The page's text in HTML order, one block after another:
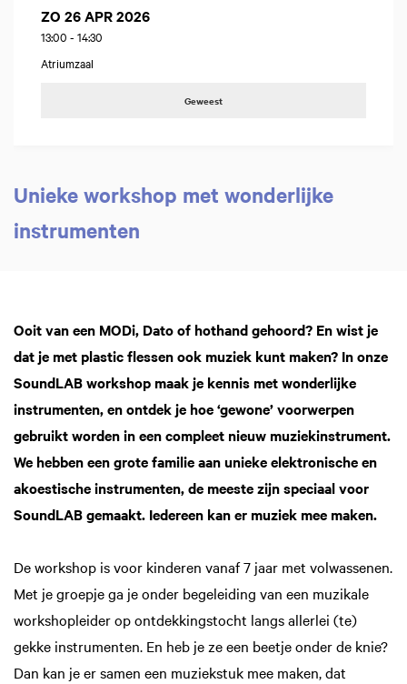
ZO 26 APR 2026
13:00 - 14:30
Atriumzaal
Geweest
Unieke workshop met wonderlijke
instrumenten
Ooit van een MODi, Dato of hothand gehoord? En wist je
dat je met plastic flessen ook muziek kunt maken? In onze
SoundLAB workshop maak je kennis met wonderlijke
instrumenten, en ontdek je hoe ‘gewone’ voorwerpen
gebruikt worden in een compleet nieuw muziekinstrument.
We hebben een grote familie aan unieke elektronische en
akoestische instrumenten, de meeste zijn speciaal voor
SoundLAB gemaakt. Iedereen kan er muziek mee maken.
De workshop is voor kinderen vanaf 7 jaar met volwassenen.
Met je groepje ga je onder begeleiding van een muzikale
workshopleider op ontdekkingstocht langs allerlei (te)
gekke instrumenten. En heb je ze een beetje onder de knie?
Dan kan je er samen een muziekstuk mee maken, dat